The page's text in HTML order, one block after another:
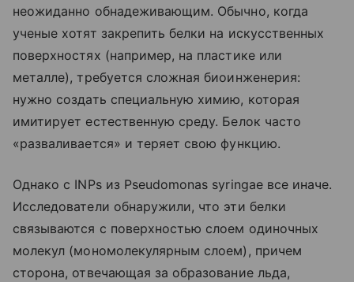
неожиданно обнадеживающим. Обычно, когда
ученые хотят закрепить белки на искусственных
поверхностях (например, на пластике или
металле), требуется сложная биоинженерия:
нужно создать специальную химию, которая
имитирует естественную среду. Белок часто
«разваливается» и теряет свою функцию.
Однако с INPs из Pseudomonas syringae все иначе.
Исследователи обнаружили, что эти белки
связываются с поверхностью слоем одиночных
молекул (мономолекулярным слоем), причем
сторона, отвечающая за образование льда,